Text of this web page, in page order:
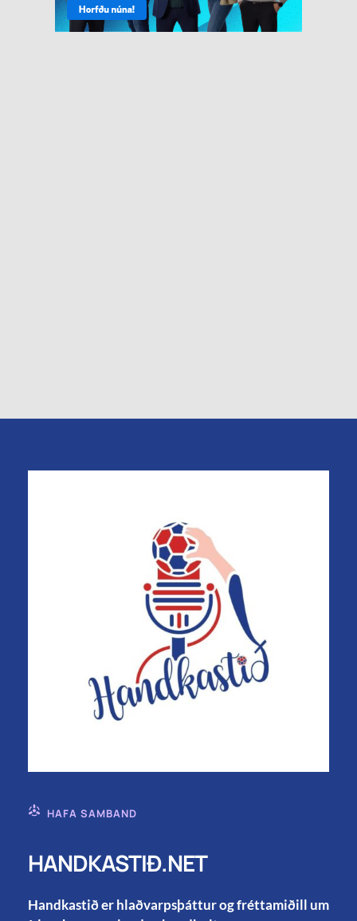
HAFA SAMBAND
HANDKASTIÐ.NET
Handkastið er hlaðvarpsþáttur og fréttamiðill um